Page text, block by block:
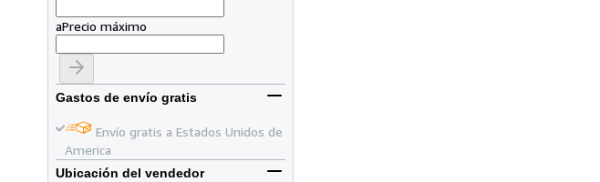
aPrecio máximo
Gastos de envío gratis
Envío gratis a Estados Unidos de
America
Ubicación del vendedor